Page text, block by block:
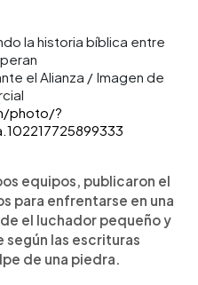
la historia bíblica entre
el Alianza / Imagen de
photo/?
equipos, publicaron el
para enfrentarse en una
el luchador pequeño y
según las escrituras
de una piedra.